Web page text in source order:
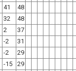
41
48
32
48
2
37
-2
31
-2
29
-15
29